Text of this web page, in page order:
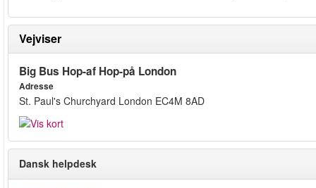
Vejviser
Big Bus Hop-af Hop-på London
Adresse
St. Paul's Churchyard London EC4M 8AD
Dansk helpdesk